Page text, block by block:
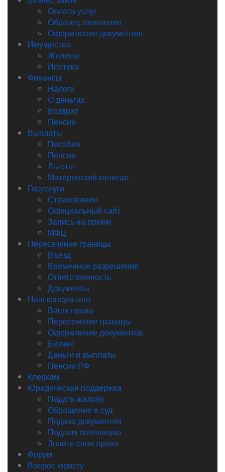
Оплата услуг
Образец заявления
Оформление документов
Имущество
Жилище
Ипотека
Финансы
Налоги
О деньгах
Возврат
Пенсии
Выплаты
Пособия
Пенсии
Льготы
Материнский капитал
Госуслуги
Страхование
Официальный сайт
Запись на прием
МФЦ
Пересечение границы
Въезд
Временное разрешение
Ответственность
Документы
Наш консультант
Ваши права
Пересечение границы
Оформление документов
Бизнес
Деньги и выплаты
Пенсии РФ
Клеркам
Юридическая поддержка
Подать жалобу
Обращение в суд
Подача документов
Подаем апелляцию
Знайте свои права
Форум
Вопрос юристу